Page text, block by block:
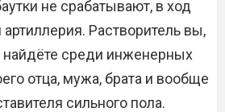
не срабатывают, в ход
Растворитель вы,
найдёте среди инженерных
отца, мужа, брата и вообще
сильного пола.